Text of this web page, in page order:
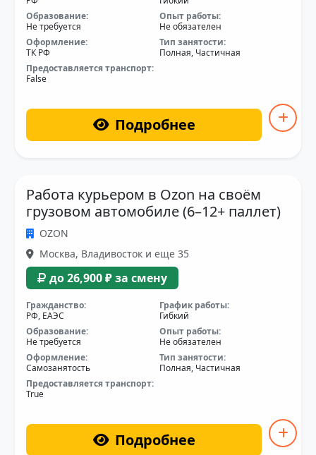
Образование:
Не требуется
Опыт работы:
Не обязателен
Оформление:
ТК РФ
Тип занятости:
Полная, Частичная
Предоставляется транспорт:
False
Подробнее
Работа курьером в Ozon на своём
грузовом автомобиле (6–12+ паллет)
OZON
Москва, Владивосток и еще 35
до 26,900 ₽ за смену
Гражданство:
РФ, ЕАЭС
График работы:
Гибкий
Образование:
Не требуется
Опыт работы:
Не обязателен
Оформление:
Самозанятость
Тип занятости:
Полная, Частичная
Предоставляется транспорт:
True
Подробнее